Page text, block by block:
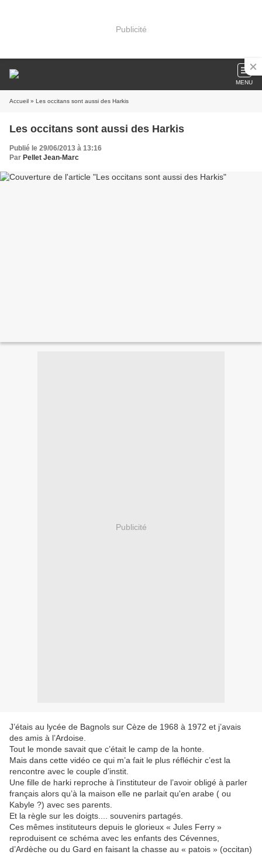
Publicité
MENU
Accueil » Les occitans sont aussi des Harkis
Les occitans sont aussi des Harkis
Publié le 29/06/2013 à 13:16
Par Pellet Jean-Marc
Publicité
J’étais au lycée de Bagnols sur Cèze de 1968 à 1972 et j’avais
des amis à l’Ardoise.
Tout le monde savait que c’était le camp de la honte.
Mais dans cette vidéo ce qui m’a fait le plus réfléchir c’est la
rencontre avec le couple d’instit.
Une fille de harki reproche à l’instituteur de l’avoir obligé à parler
français alors qu’à la maison elle ne parlait qu'en arabe ( ou
Kabyle ?) avec ses parents.
Et la règle sur les doigts.... souvenirs partagés.
Ces mêmes instituteurs depuis le glorieux « Jules Ferry »
reproduisent ce schéma avec les enfants des Cévennes,
d’Ardèche ou du Gard en faisant la chasse au « patois » (occitan)